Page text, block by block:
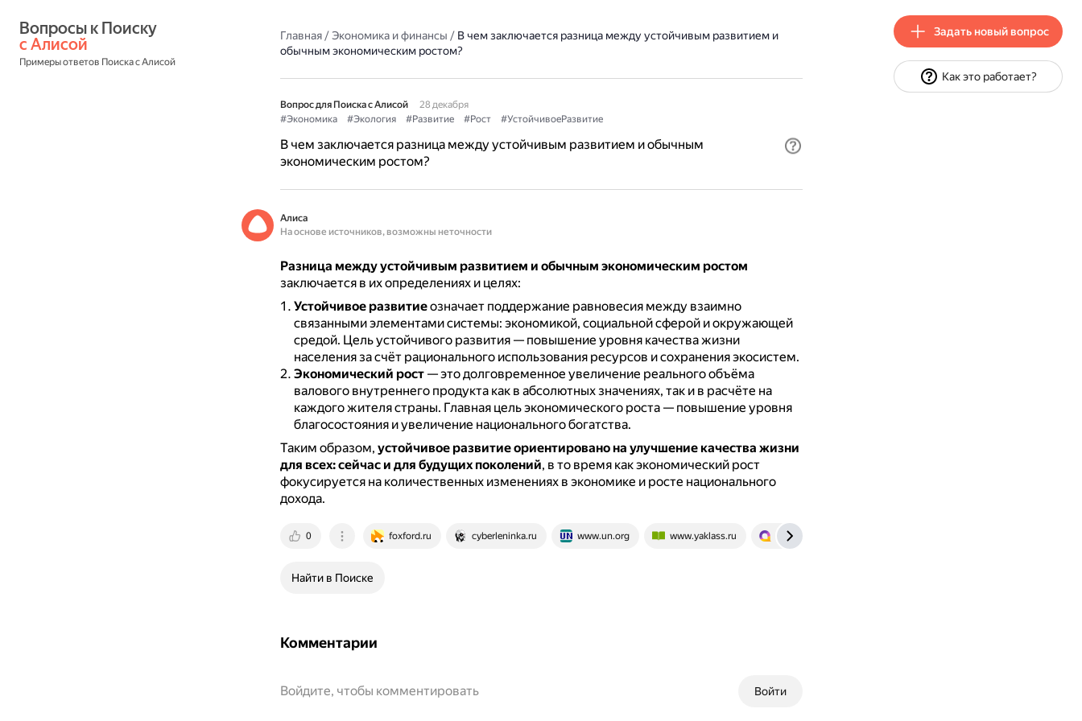
с Алисой
Примеры ответов Поиска с Алисой
Главная/Экономика и финансы / В чем заключается разница между устойчивым развитием и
обычным экономическим ростом?
Вопрос для Поиска с Алисой
28 декабря
#Экономика
#Экология #Развитие #Рост #УстойчивоеРазвитие
В чем заключается разница между устойчивым развитием и обычным
экономическим ростом?
Алиса
На основе источников, возможны неточности
Разница между устойчивым развитием и обычным экономическим ростом
заключается в их определениях и целях:
Устойчивое развитиеозначает поддержание равновесия между взаимно
связанными элементами системы: экономикой, социальной сферой и окружающей
средой. Цель устойчивого развития — повышение уровня качества жизни
населения за счёт рационального использования ресурсов и сохранения экосистем.
Экономический рост— это долговременное увеличение реального объёма
валового внутреннего продукта как в абсолютных значениях, так и в расчёте на
каждого жителя страны. Главная цель экономического роста — повышение уровня
благосостояния и увеличение национального богатства.
Таким образом, устойчивое развитие ориентировано на улучшение качества жизни
для всех: сейчас и для будущих поколений, в то время как экономический рост
фокусируется на количественных изменениях в экономике и росте национального
дохода.
0 foxford.ru cyberleninka.ru www.un.org www.yaklass.ru spravochnick.ru
Найти в Поиске
Комментарии
Войти
Войдите, чтобы комментировать
Задать новый вопрос
Как это работает?